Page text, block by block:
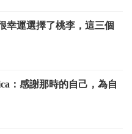
幸運選擇了桃李，這三個
：感謝那時的自己，為自